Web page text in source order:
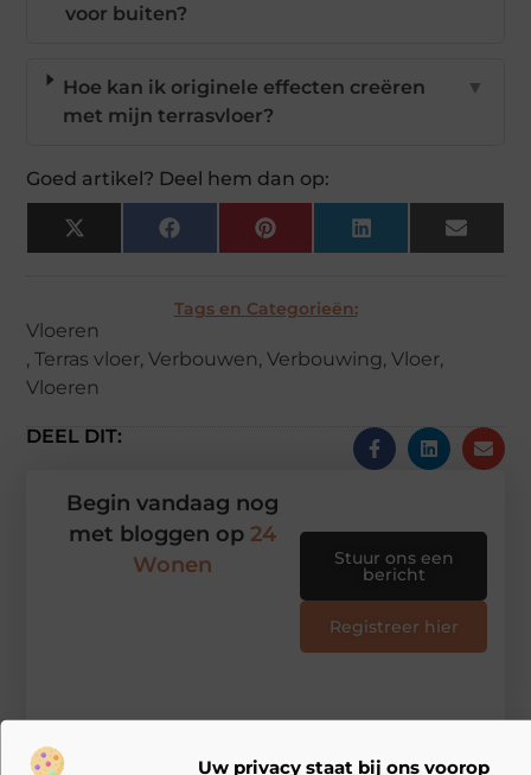
Uw privacy staat bij ons voorop
voor buiten?
Hoe kan ik originele effecten creëren
met mijn terrasvloer?
▼
Goed artikel? Deel hem dan op:
X
(Twitter)
FacebookPinterestLinkedIn Email
Tags en Categorieën:
Vloeren
,Terras vloer,Verbouwen,Verbouwing,Vloer,
Vloeren
DEEL DIT:
Begin vandaag nog
met bloggen op 24
Wonen
Stuur ons een
bericht
Registreer hier